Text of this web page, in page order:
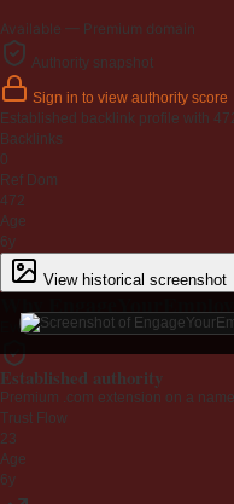
Available — Premium domain
Authority snapshot
Sign in to view authority score
Established backlink profile with
Backlinks
0
Ref Dom
472
Age
6y
View historical screenshot
Why
Every claim below is backed by
Established authority
Premium .com extension on a
Trust Flow
23
Age
6y